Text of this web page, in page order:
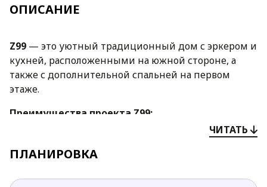
ОПИСАНИЕ
Z99 — это уютный традиционный дом с эркером и
кухней, расположенными на южной стороне, а
также с дополнительной спальней на первом
этаже.
Преимущества проекта Z99:
Простая форма, двускатная крыша небольшая
площадь позволяют снизить затраты на
Закрытая планировка кухни отделяет
ЧИТАТЬ
ПЛАНИРОВКА